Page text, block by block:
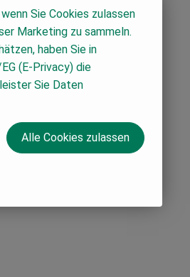
Sie Cookies zulassen
Marketing zu sammeln.
haben Sie in
(E-Privacy) die
Sie Daten
Alle Cookies zulassen